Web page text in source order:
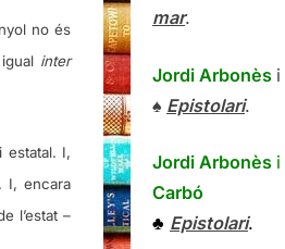
no és
inter
estatal. I,
I, encara
l’estat –
mar.
Jordi Arbonès i
♠ Epistolari.
Jordi Arbonès i
Carbó
♣ Epistolari.